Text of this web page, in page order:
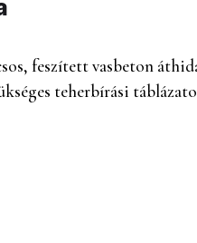
feszített vasbeton
teherbírási